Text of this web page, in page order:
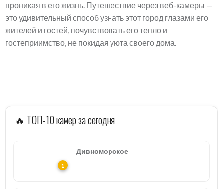
проникая в его жизнь. Путешествие через веб-камеры —
это удивительный способ узнать этот город глазами его
жителей и гостей, почувствовать его тепло и
гостеприимство, не покидая уюта своего дома.
🔥 ТОП-10 камер за сегодня
Дивноморское